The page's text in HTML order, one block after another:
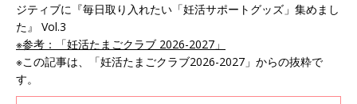
ジティブに『毎日取り入れたい「妊活サポートグッズ」集めまし
た』 Vol.3
※参考：「妊活たまごクラブ 2026-2027」
※この記事は、「妊活たまごクラブ2026-2027」からの抜粋で
す。